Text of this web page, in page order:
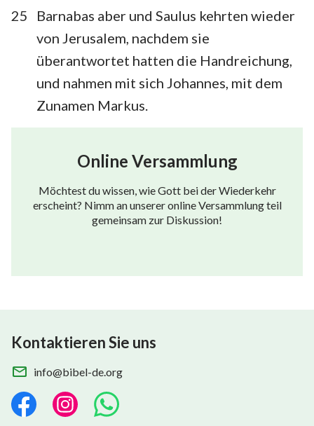
25
Barnabas aber und Saulus kehrten wieder
von Jerusalem, nachdem sie
überantwortet hatten die Handreichung,
und nahmen mit sich Johannes, mit dem
Zunamen Markus.
Online Versammlung
Möchtest du wissen, wie Gott bei der Wiederkehr
erscheint? Nimm an unserer online Versammlung teil
gemeinsam zur Diskussion!
Kontaktieren Sie uns
info@bibel-de.org